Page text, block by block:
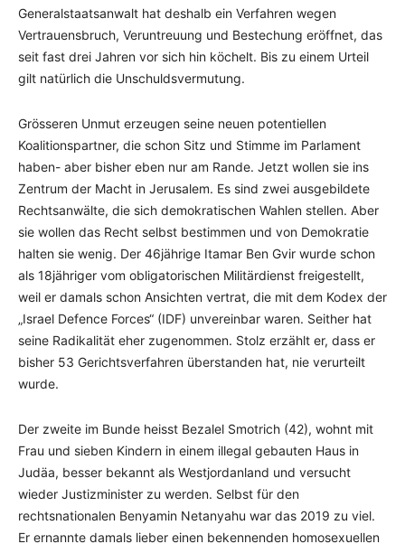
Generalstaatsanwalt hat deshalb ein Verfahren wegen
Vertrauensbruch, Veruntreuung und Bestechung eröffnet, das
seit fast drei Jahren vor sich hin köchelt. Bis zu einem Urteil
gilt natürlich die Unschuldsvermutung.
Grösseren Unmut erzeugen seine neuen potentiellen
Koalitionspartner, die schon Sitz und Stimme im Parlament
haben- aber bisher eben nur am Rande. Jetzt wollen sie ins
Zentrum der Macht in Jerusalem. Es sind zwei ausgebildete
Rechtsanwälte, die sich demokratischen Wahlen stellen. Aber
sie wollen das Recht selbst bestimmen und von Demokratie
halten sie wenig. Der 46jährige Itamar Ben Gvir wurde schon
als 18jähriger vom obligatorischen Militärdienst freigestellt,
weil er damals schon Ansichten vertrat, die mit dem Kodex der
„Israel Defence Forces“ (IDF) unvereinbar waren. Seither hat
seine Radikalität eher zugenommen. Stolz erzählt er, dass er
bisher 53 Gerichtsverfahren überstanden hat, nie verurteilt
wurde.
Der zweite im Bunde heisst Bezalel Smotrich (42), wohnt mit
Frau und sieben Kindern in einem illegal gebauten Haus in
Judäa, besser bekannt als Westjordanland und versucht
wieder Justizminister zu werden. Selbst für den
rechtsnationalen Benyamin Netanyahu war das 2019 zu viel.
Er ernannte damals lieber einen bekennenden homosexuellen